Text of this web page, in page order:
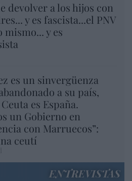
devolver a los hijos con
y es fascista...el PNV
mismo... y es
es un sinvergüenza
a su país,
es España.
un Gobierno en
con Marruecos”:
ceutí
ENTREVISTAS